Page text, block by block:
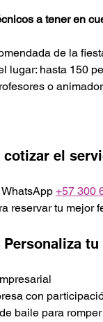
a tener en
de la
lugar: hasta 150
o
cotizar el
+57 300
reservar tu mejor
Personaliza
con
baile para